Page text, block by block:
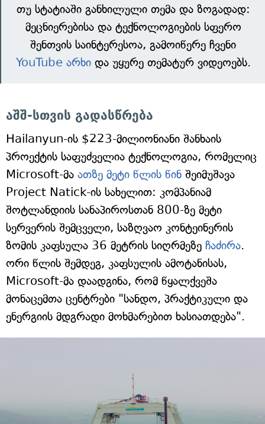
თუ სტატიაში განხილული თემა და ზოგადად:
მეცნიერებისა და ტექნოლოგიების სფერო
შენთვის საინტერესოა, გამოიწერე ჩვენი
YouTube არხიდა უყურე თემატურ ვიდეოებს.
აშშ-სთვის გადასწრება
Hailanyun-ის $223-მილიონიანი შანხაის
პროექტის საფუძველია ტექნოლოგია, რომელიც
Microsoft-მა ათზე მეტი წლის წინ შეიმუშავა
Project Natick-ის სახელით: კომპანიამ
შოტლანდიის სანაპიროსთან 800-ზე მეტი
სერვერის შემცველი, საზღვაო კონტეინერის
ზომის კაფსულა 36 მეტრის სიღრმეზე ჩაძირა.
ორი წლის შემდეგ, კაფსულის ამოტანისას,
Microsoft-მა დაადგინა, რომ წყალქვეშა
მონაცემთა ცენტრები "სანდო, პრაქტიკული და
ენერგიის მდგრადი მოხმარებით ხასიათდება".